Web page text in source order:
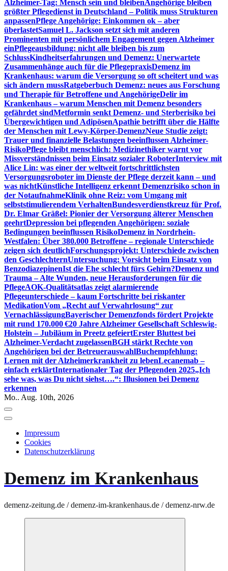
Alzheimer-Tag: Mensch sein und bleibenAngehörige bleiben
größter Pflegedienst in Deutschland – Politik muss Strukturen
anpassenPflege Angehörige: Einkommen ok – aber
überlastetSamuel L. Jackson setzt sich mit anderen
Prominenten mit persönlichem Engagement gegen Alzheimer
einPflegeausbildung: nicht alle bleiben bis zum
SchlussKindheitserfahrungen und Demenz: Unerwartete
Zusammenhänge auch für die PflegepraxisDemenz im
Krankenhaus: warum die Versorgung so oft scheitert und was
sich ändern mussRatgeberbuch Demenz: neues aus Forschung
und Therapie für Betroffene und AngehörigeDelir im
Krankenhaus – warum Menschen mit Demenz besonders
gefährdet sindMetformin senkt Demenz- und Sterberisiko bei
Übergewichtigen und AdipösenApathie betrifft über die Hälfte
der Menschen mit Lewy-Körper-DemenzNeue Studie zeigt:
Trauer und finanzielle Belastungen beeinflussen Alzheimer-
RisikoPflege bleibt menschlich: Medizinethiker warnt vor
Missverständnissen beim Einsatz sozialer RoboterInterview mit
Alice Lin: was einer der weltweit fortschrittlichsten
Versorgungsroboter im Dienste der Pflege derzeit kann – und
was nichtKünstliche Intelligenz erkennt Demenzrisiko schon in
der NotaufnahmeKlinik ohne Reiz: vom Umgang mit
selbststimulierendem VerhaltenBundesverdienstkreuz für Prof.
Dr. Elmar Gräßel: Pionier der Versorgung älterer Menschen
geehrtDepression bei pflegenden Angehörigen: soziale
Bedingungen beeinflussen RisikoDemenz in Nordrhein-
Westfalen: Über 380.000 Betroffene – regionale Unterschiede
zeigen sich deutlichForschungsprojekt: Unterschiede zwischen
den GeschlechternUntersuchung: Vorsicht beim Einsatz von
BenzodiazepinenIst die Ehe schlecht fürs Gehirn?Demenz und
Trauma – Alte Wunden, neue Herausforderungen für die
PflegeAOK-Qualitätsatlas zeigt alarmierende
Pflegeunterschiede – kaum Fortschritte bei riskanter
MedikationVom „Recht auf Verwahrlosung“ zur
VernachlässigungBayerischer Demenzfonds fördert Projekte
mit rund 170.000 €20 Jahre Alzheimer Gesellschaft Schleswig-
Holstein – Jubiläum in Preetz gefeiertErster Bluttest bei
Alzheimer-Verdacht zugelassenBGH stärkt Rechte von
Angehörigen bei der BetreuerauswahlBuchempfehlung:
Lernen mit der Alzheimerkrankheit zu lebenLecanemab –
einfach erklärtInternationaler Tag der Pflegenden 2025„Ich
sehe was, was Du nicht siehst….“: Illusionen bei Demenz
erkennen
Mo.. Aug. 10th, 2026
Impressum
Cookies
Datenschutzerklärung
Demenz im Krankenhaus
demenz-zeitung.de / demenz-im-krankenhaus.de / demenz-nrw.de